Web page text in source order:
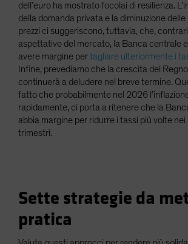
dell’euro ha mostrato focolai di resilienza.
della domanda privata e la diminuzione delle
prezzi ci suggeriscono, tuttavia, che,
aspettative del mercato, la Banca centrale
avere margine pertagliare ulteriormente i
Infine, prevediamo che la crescita del
continuerà a deludere nel breve termine.
fatto che probabilmente nel 2026
rapidamente, ci porta a ritenere che la
abbia margine per ridurre i tassi più volte nei
trimestri.
Sette strategie da
pratica